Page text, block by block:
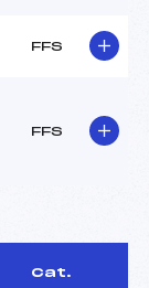
FFS
FFS
Cat.